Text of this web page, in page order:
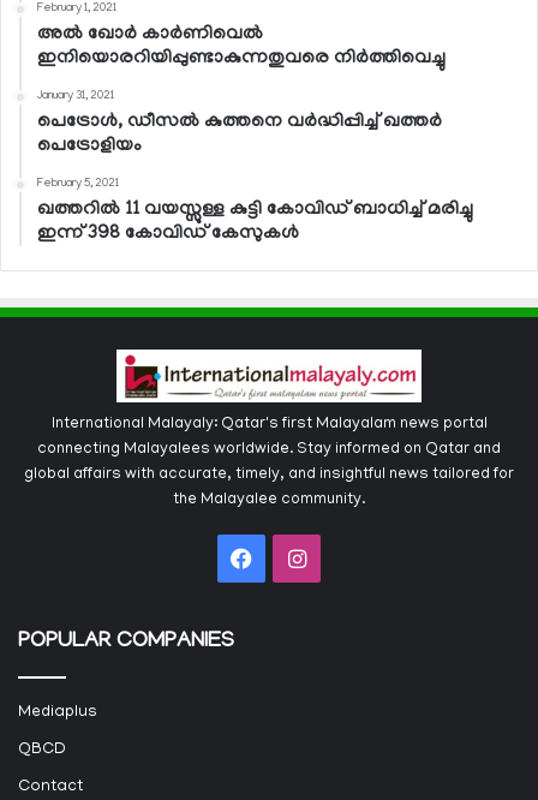
February 1, 2021
അല്‍ ഖോര്‍ കാര്‍ണിവെല്‍
ഇനിയൊരറിയിപ്പുണ്ടാകുന്നതുവരെ നിര്‍ത്തിവെച്ചു
January 31, 2021
പെട്രോള്‍, ഡീസല്‍ കുത്തനെ വര്‍ദ്ധിപ്പിച്ച് ഖത്തര്‍
പെട്രോളിയം
February 5, 2021
ഖത്തറില്‍ 11 വയസ്സുള്ള കുട്ടി കോവിഡ് ബാധിച്ച് മരിച്ചു
ഇന്ന് 398 കോവിഡ് കേസുകള്‍
International Malayaly: Qatar's first Malayalam news portal
connecting Malayalees worldwide. Stay informed on Qatar and
global affairs with accurate, timely, and insightful news tailored for
the Malayalee community.
FacebookInstagram
POPULAR COMPANIES
Mediaplus
QBCD
Contact